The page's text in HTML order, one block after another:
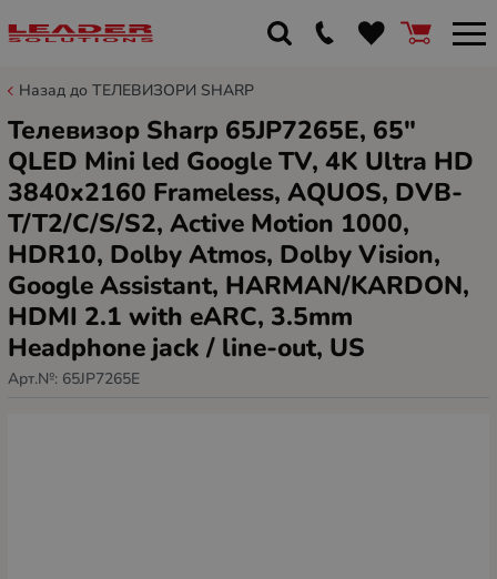
Назад до ТЕЛЕВИЗОРИ SHARP
Телевизор Sharp 65JP7265E, 65"
QLED Mini led Google TV, 4K Ultra HD
3840x2160 Frameless, AQUOS, DVB-
T/T2/C/S/S2, Active Motion 1000,
HDR10, Dolby Atmos, Dolby Vision,
Google Assistant, HARMAN/KARDON,
HDMI 2.1 with eARC, 3.5mm
Headphone jack / line-out, US
Арт.№: 65JP7265E